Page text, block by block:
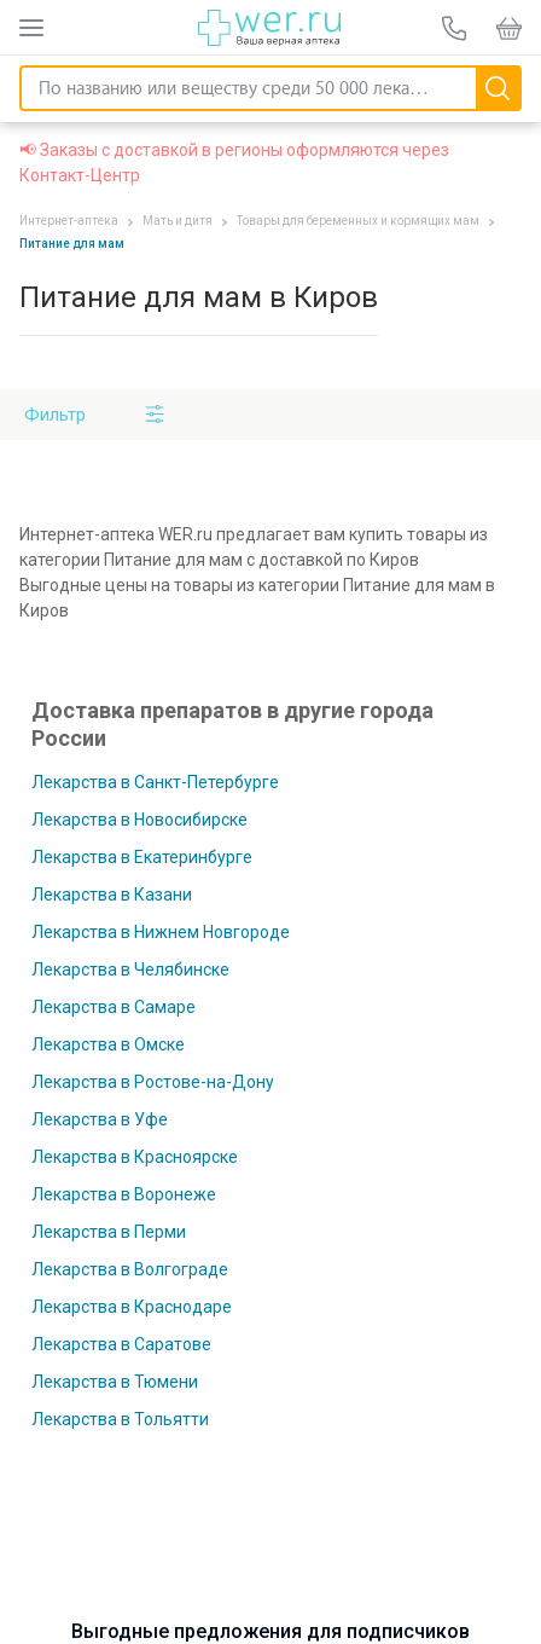
📢 Заказы с доставкой в регионы оформляются через
Контакт-Центр
Интернет-аптека Мать и дитя
Товары для беременных и кормящих мам
Питание для мам
Питание для мам в Киров
Фильтр
Интернет-аптека WER.ru предлагает вам купить товары из
категории Питание для мам с доставкой по Киров
Выгодные цены на товары из категории Питание для мам в
Киров
Доставка препаратов в другие города
России
Лекарства в Санкт-Петербурге
Лекарства в Новосибирске
Лекарства в Екатеринбурге
Лекарства в Казани
Лекарства в Нижнем Новгороде
Лекарства в Челябинске
Лекарства в Самаре
Лекарства в Омске
Лекарства в Ростове-на-Дону
Лекарства в Уфе
Лекарства в Красноярске
Лекарства в Воронеже
Лекарства в Перми
Лекарства в Волгограде
Лекарства в Краснодаре
Лекарства в Саратове
Лекарства в Тюмени
Лекарства в Тольятти
Выгодные предложения для подписчиков